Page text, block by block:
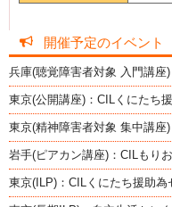
開催予定のイベント
兵庫(聴覚障害者対象 入門講
東京(公開講座)：CILくにたち
東京(精神障害者対象 集中講座
岩手(ピアカン講座)：CILもり
東京(ILP)：CILくにたち援助為